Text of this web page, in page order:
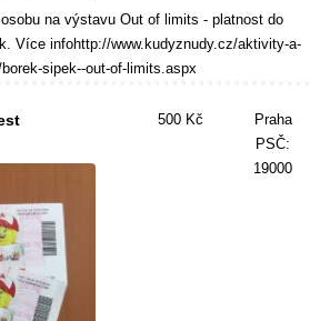
na výstavu Out of limits - platnost do
Více infohttp://www.kudyznudy.cz/aktivity-a-
sipek--out-of-limits.aspx
500 Kč
Praha
PSČ:
19000